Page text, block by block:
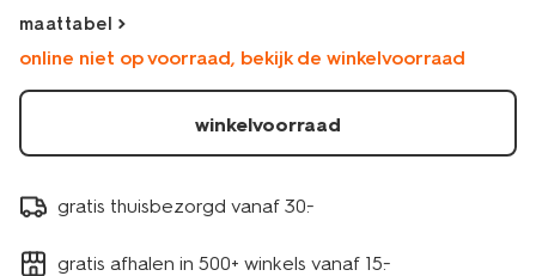
paars-
maattabel
online niet op voorraad, bekijk de winkelvoorraad
winkelvoorraad
gratis thuisbezorgd vanaf 30.-
gratis afhalen in 500+ winkels vanaf 15.-